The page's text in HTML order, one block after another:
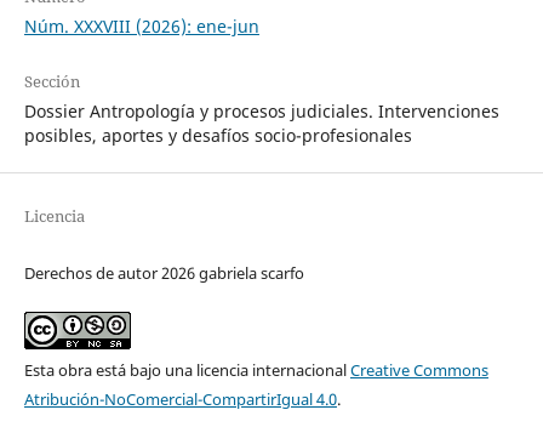
Núm. XXXVIII (2026): ene-jun
Sección
Dossier Antropología y procesos judiciales. Intervenciones
posibles, aportes y desafíos socio-profesionales
Licencia
Derechos de autor 2026 gabriela scarfo
Esta obra está bajo una licencia internacionalCreative Commons
Atribución-NoComercial-CompartirIgual 4.0.